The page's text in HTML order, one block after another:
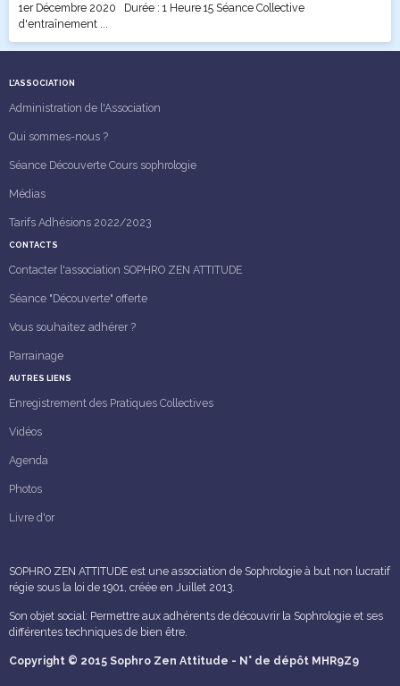
1er Décembre 2020 Durée : 1 Heure 15 Séance Collective
d'entraînement ...
L'ASSOCIATION
Administration de l'Association
Qui sommes-nous ?
Séance Découverte Cours sophrologie
Médias
Tarifs Adhésions 2022/2023
CONTACTS
Contacter l'association SOPHRO ZEN ATTITUDE
Séance "Découverte" offerte
Vous souhaitez adhérer ?
Parrainage
AUTRES LIENS
Enregistrement des Pratiques Collectives
Vidéos
Agenda
Photos
Livre d'or
SOPHRO ZEN ATTITUDE est une association de Sophrologie à but non lucratif
régie sous la loi de 1901, créée en Juillet 2013.
Son objet social: Permettre aux adhérents de découvrir la Sophrologie et ses
différentes techniques de bien être.
Copyright © 2015 Sophro Zen Attitude - N° de dépôt MHR9Z9